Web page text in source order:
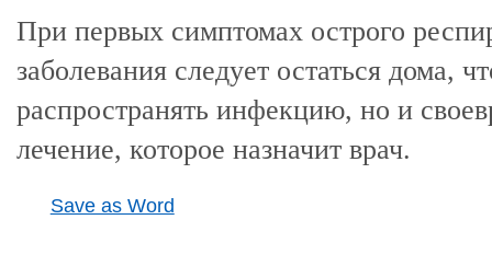
При первых симптомах острого
заболевания следует остаться дома,
распространять инфекцию, но и
лечение, которое назначит врач.
Save as Word